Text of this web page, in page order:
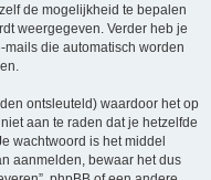
de mogelijkheid te bepalen
weergegeven. Verder heb je
die automatisch worden
ontsleuteld) waardoor het op
aan te raden dat je hetzelfde
wachtwoord is het middel
aanmelden, bewaar het dus